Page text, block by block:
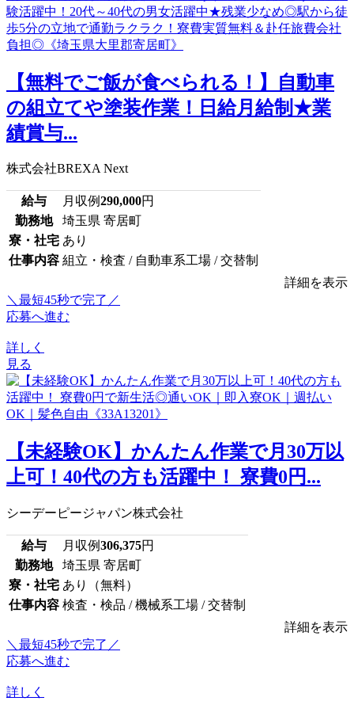
【無料でご飯が食べられる！】自動車
の組立てや塗装作業！日給月給制★業
績賞与...
株式会社BREXA Next
給与 月収例290,000円
勤務地
埼玉県 寄居町
寮・社宅 あり
仕事内容 組立・検査 / 自動車系工場 / 交替制
詳細を表示
＼最短45秒で完了／
応募へ進む
詳しく
見る
【未経験OK】かんたん作業で月30万以
上可！40代の方も活躍中！ 寮費0円...
シーデーピージャパン株式会社
給与 月収例306,375円
勤務地
埼玉県 寄居町
寮・社宅 あり（無料）
仕事内容 検査・検品 / 機械系工場 / 交替制
詳細を表示
＼最短45秒で完了／
応募へ進む
詳しく